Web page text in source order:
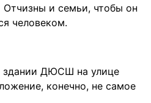
Отчизны и семьи, чтобы он
человеком.
здании ДЮСШ на улице
конечно, не самое